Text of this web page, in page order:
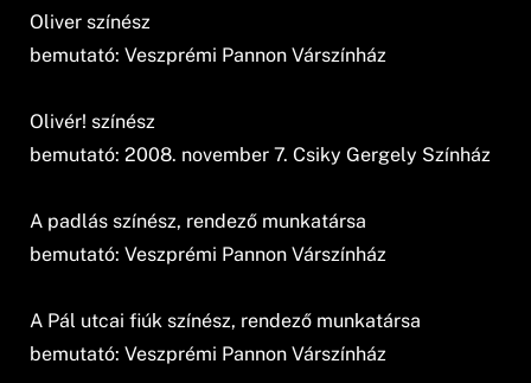
Oliver színész
bemutató: Veszprémi Pannon Várszínház
Olivér! színész
bemutató: 2008. november 7. Csiky Gergely Színház
A padlás színész, rendező munkatársa
bemutató: Veszprémi Pannon Várszínház
A Pál utcai fiúk színész, rendező munkatársa
bemutató: Veszprémi Pannon Várszínház